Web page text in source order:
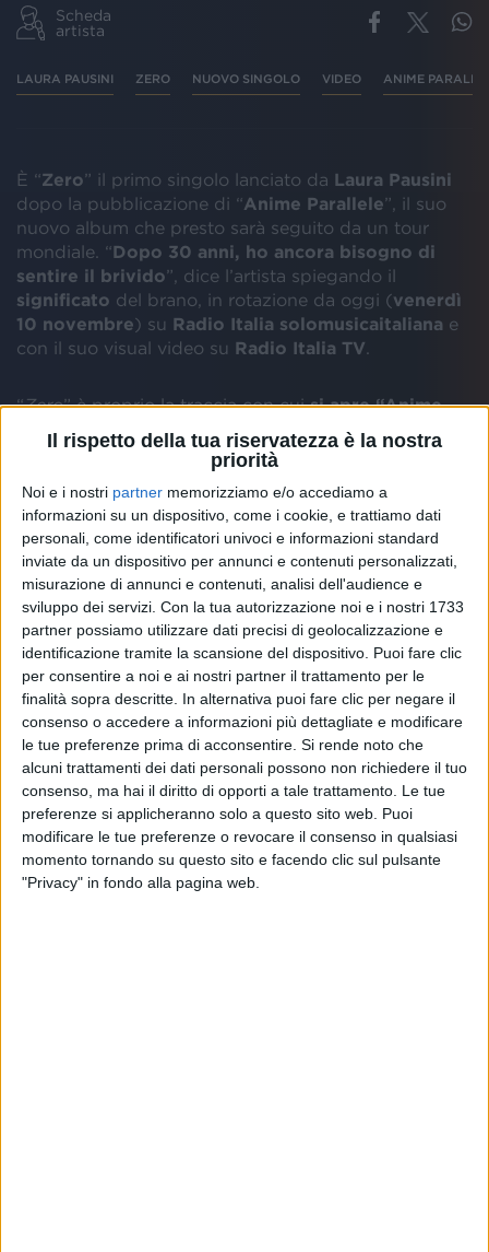
Il rispetto della tua riservatezza è la nostra
priorità
Noi e i nostri partner memorizziamo e/o accediamo a
informazioni su un dispositivo, come i cookie, e trattiamo dati
personali, come identificatori univoci e informazioni standard
inviate da un dispositivo per annunci e contenuti personalizzati,
misurazione di annunci e contenuti, analisi dell'audience e
sviluppo dei servizi. Con la tua autorizzazione noi e i nostri 1733
partner possiamo utilizzare dati precisi di geolocalizzazione e
identificazione tramite la scansione del dispositivo. Puoi fare clic
per consentire a noi e ai nostri partner il trattamento per le
finalità sopra descritte. In alternativa puoi fare clic per negare il
consenso o accedere a informazioni più dettagliate e modificare
le tue preferenze prima di acconsentire. Si rende noto che
alcuni trattamenti dei dati personali possono non richiedere il tuo
consenso, ma hai il diritto di opporti a tale trattamento. Le tue
preferenze si applicheranno solo a questo sito web. Puoi
modificare le tue preferenze o revocare il consenso in qualsiasi
momento tornando su questo sito e facendo clic sul pulsante
"Privacy" in fondo alla pagina web.
Scheda
artista
LAURA PAUSINI ZERO NUOVO SINGOLO VIDEO ANIME
È “Zero” il primo singolo lanciato da Laura Pausini
dopo la pubblicazione di “Anime Parallele”, il suo
nuovo album che presto sarà seguito da un tour
mondiale. “Dopo 30 anni, ho ancora bisogno di
sentire il brivido”, dice l’artista spiegando il
significato del brano, in rotazione da oggi (venerdì
10 novembre) su Radio Italia solomusicaitaliana e
con il suo visual video su Radio Italia TV
“Zero” è proprio la traccia con cuisi apre “Anime
Parallele”
, già anticipato nei mesi scorsi dai successi
Un buon inizio”, “Il primo passo sulla luna ” e, infine,
”. Il nuovo singolo viene definito “
liberatorio di una donna consapevole delle
proprie esigenze”, pronta ad accettare ogni sfida
con lo scopo di provare nuove emozioni ed
esperienze. Ecco il suo visual video ufficiale, già
disponibile.